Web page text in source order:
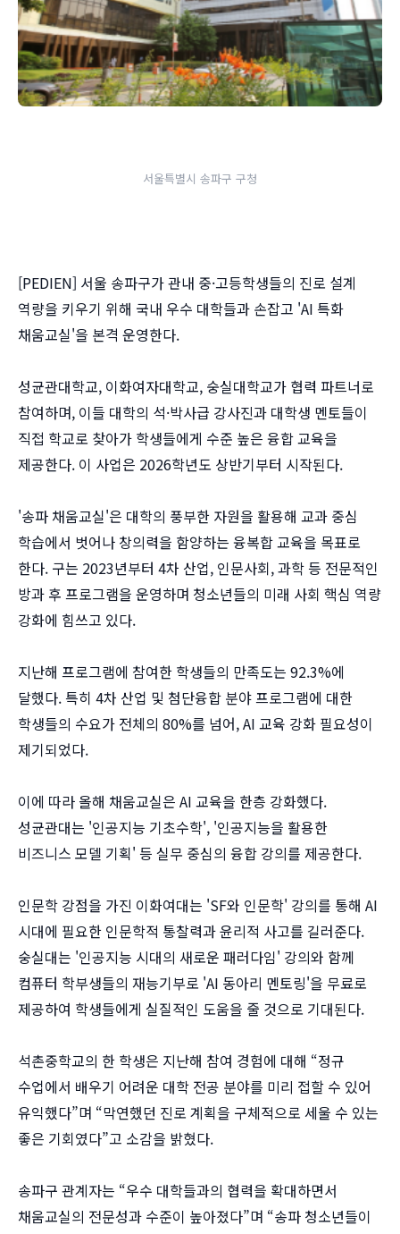
서울특별시 송파구 구청
[PEDIEN] 서울 송파구가 관내 중·고등학생들의 진로 설계
역량을 키우기 위해 국내 우수 대학들과 손잡고 'AI 특화
채움교실'을 본격 운영한다.
성균관대학교, 이화여자대학교, 숭실대학교가 협력 파트너로
참여하며, 이들 대학의 석·박사급 강사진과 대학생 멘토들이
직접 학교로 찾아가 학생들에게 수준 높은 융합 교육을
제공한다. 이 사업은 2026학년도 상반기부터 시작된다.
'송파 채움교실'은 대학의 풍부한 자원을 활용해 교과 중심
학습에서 벗어나 창의력을 함양하는 융복합 교육을 목표로
한다. 구는 2023년부터 4차 산업, 인문사회, 과학 등 전문적인
방과 후 프로그램을 운영하며 청소년들의 미래 사회 핵심 역량
강화에 힘쓰고 있다.
지난해 프로그램에 참여한 학생들의 만족도는 92.3%에
달했다. 특히 4차 산업 및 첨단융합 분야 프로그램에 대한
학생들의 수요가 전체의 80%를 넘어, AI 교육 강화 필요성이
제기되었다.
이에 따라 올해 채움교실은 AI 교육을 한층 강화했다.
성균관대는 '인공지능 기초수학', '인공지능을 활용한
비즈니스 모델 기획' 등 실무 중심의 융합 강의를 제공한다.
인문학 강점을 가진 이화여대는 'SF와 인문학' 강의를 통해 AI
시대에 필요한 인문학적 통찰력과 윤리적 사고를 길러준다.
숭실대는 '인공지능 시대의 새로운 패러다임' 강의와 함께
컴퓨터 학부생들의 재능기부로 'AI 동아리 멘토링'을 무료로
제공하여 학생들에게 실질적인 도움을 줄 것으로 기대된다.
석촌중학교의 한 학생은 지난해 참여 경험에 대해 “정규
수업에서 배우기 어려운 대학 전공 분야를 미리 접할 수 있어
유익했다”며 “막연했던 진로 계획을 구체적으로 세울 수 있는
좋은 기회였다”고 소감을 밝혔다.
송파구 관계자는 “우수 대학들과의 협력을 확대하면서
채움교실의 전문성과 수준이 높아졌다”며 “송파 청소년들이